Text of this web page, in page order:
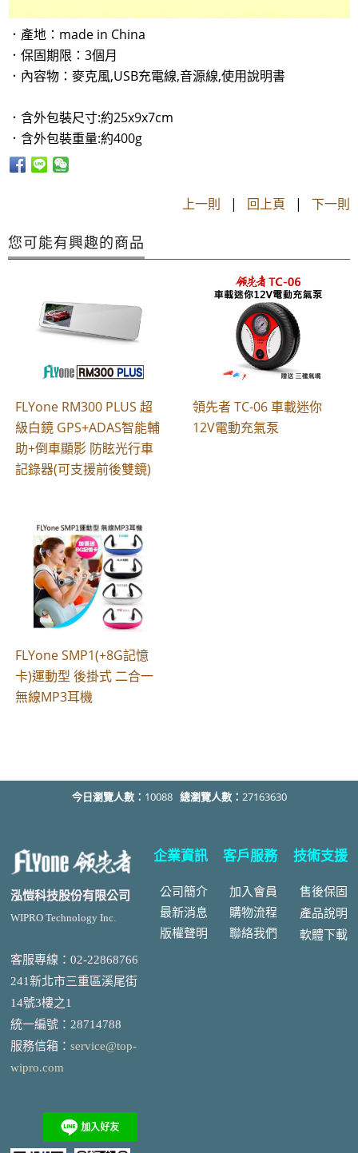
．產地：made in China
．保固期限：3個月
．內容物：麥克風,USB充電線,音源線,使用說明書
．含外包裝尺寸:約25x9x7cm
．含外包裝重量:約400g
上一則 | 回上頁 | 下一則
您可能有興趣的商品
FLYone RM300 PLUS 超
級白鏡 GPS+ADAS智能輔
助+倒車顯影 防眩光行車
記錄器(可支援前後雙鏡)
領先者 TC-06 車載迷你
12V電動充氣泵
FLYone SMP1(+8G記憶
卡)運動型 後掛式 二合一
無線MP3耳機
今日瀏覽人數： 10088 總瀏覽人數： 27163630
泓愷科技股份有限公司
WIPRO Technology Inc.
客服專線：02-22868766
241新北市三重區溪尾街
14號3樓之1
統一編號 ： 28714788
服務信箱： service@top-
wipro.com
企業資訊
公司簡介
最新消息
版權聲明
客戶服務
加入會員
購物流程
聯絡我們
技術支援
售後保固
產品說明
軟體下載